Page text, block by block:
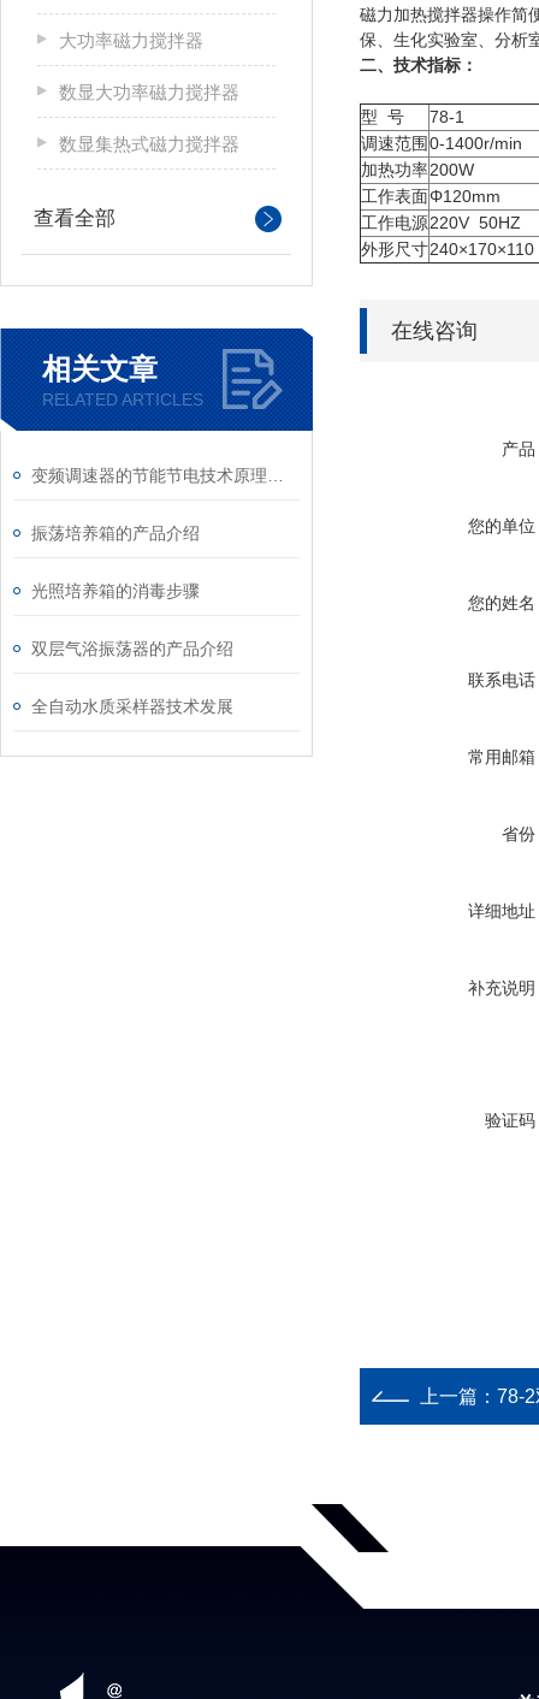
大功率磁力搅拌器
数显大功率磁力搅拌器
数显集热式磁力搅拌器
查看全部
相关文章
RELATED ARTICLES
振荡培养箱的产品介绍
光照培养箱的消毒步骤
双层气浴振荡器的产品介绍
全自动水质采样器技术发展
磁力加热搅拌器操作简
保、生化实验室、分析
二、技术指标：
型 号
78-1
调速范围0-1400r/min
加热功率200W
工作表面Φ120mm
工作电源220V 50HZ
外形尺寸240×170×110
在线咨询
产品
您的单位
您的姓名
联系电话
常用邮箱
省份
详细地址
补充说明
验证码
上一篇： 78-